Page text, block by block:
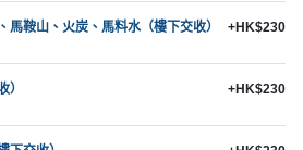
馬鞍山、火炭、馬料水（樓下交收） +HK$230
） +HK$230